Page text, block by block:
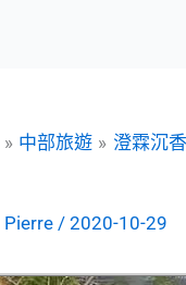
中部旅遊 澄霖沉
Pierre / 2020-10-29